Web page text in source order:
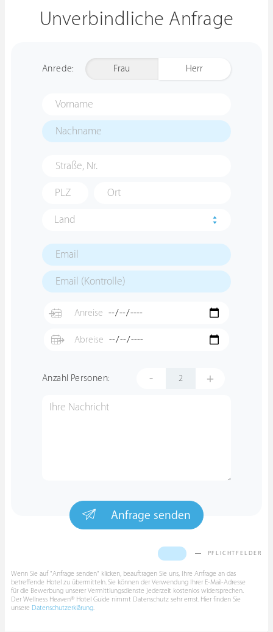
Unverbindliche Anfrage
Anrede: Frau Herr
Land
Anzahl Personen: - +
Anfrage senden
PFLICHTFELDER
Wenn Sie auf "Anfrage senden" klicken, beauftragen Sie uns, Ihre Anfrage an das
betreffende Hotel zu übermitteln. Sie können der Verwendung Ihrer E-Mail-Adresse
für die Bewerbung unserer Vermittlungsdienste jederzeit kostenlos widersprechen.
Der Wellness Heaven® Hotel Guide nimmt Datenschutz sehr ernst. Hier finden Sie
unsere Datenschutzerklärung.